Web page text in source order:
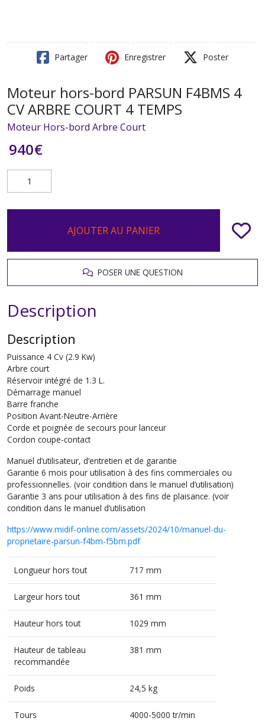
Partager Enregistrer Poster
Moteur hors-bord PARSUN F4BMS 4
CV ARBRE COURT 4 TEMPS
Moteur Hors-bord Arbre Court
940€
AJOUTER AU PANIER
POSER UNE QUESTION
Description
Description
Puissance 4 Cv (2.9 Kw)
Arbre court
Réservoir intégré de 1.3 L.
Démarrage manuel
Barre franche
Position Avant-Neutre-Arrière
Corde et poignée de secours pour lanceur
Cordon coupe-contact
Manuel d’utilisateur, d’entretien et de garantie
Garantie 6 mois pour utilisation à des fins commerciales ou
professionnelles. (voir condition dans le manuel d’utilisation)
Garantie 3 ans pour utilisation à des fins de plaisance. (voir
condition dans le manuel d’utilisation
https://www.midif-online.com/assets/2024/10/manuel-du-
proprietaire-parsun-f4bm-f5bm.pdf
Longueur hors tout 717 mm
Largeur hors tout 361 mm
Hauteur hors tout 1029 mm
Hauteur de tableau
recommandée
381 mm
Poids 24,5 kg
Tours 4000-5000 tr/min